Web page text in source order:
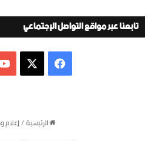
تابعنا عبر مواقع التواصل الإجتماعي
فيسبوك